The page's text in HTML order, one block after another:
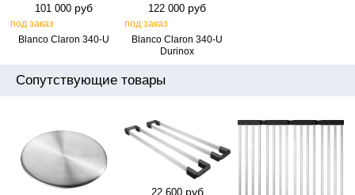
101 000 руб
под заказ
Blanco Claron 340‑U
122 000 руб
под заказ
Blanco Claron 340‑U
Durinox
Сопутствующие товары
22 600 руб